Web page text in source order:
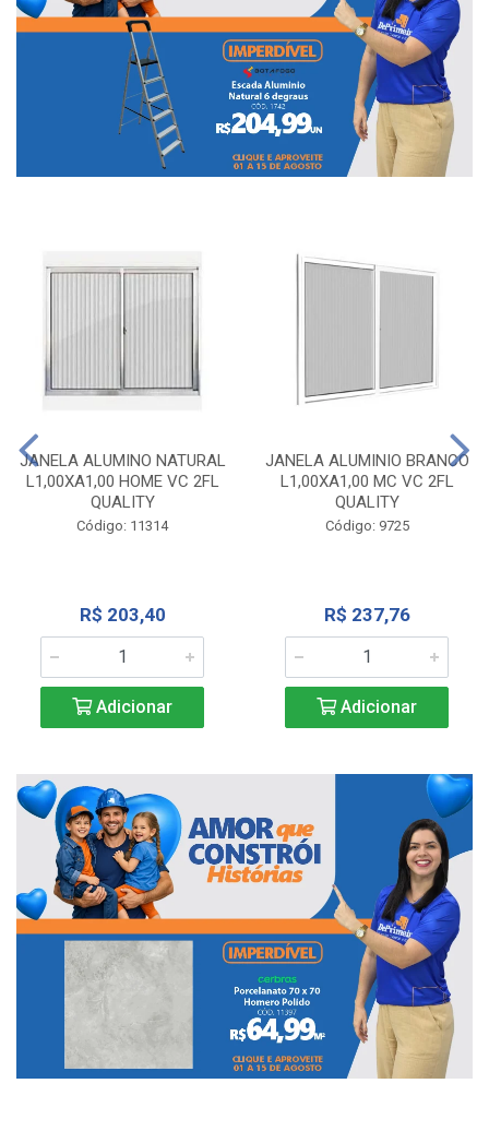
JANELA ALUMINO NATURAL
L1,00XA1,00 HOME VC 2FL
QUALITY
Código: 11314
R$ 203,40
Adicionar
JANELA ALUMINIO BRANCO
L1,00XA1,00 MC VC 2FL
QUALITY
Código: 9725
R$ 237,76
Adicionar